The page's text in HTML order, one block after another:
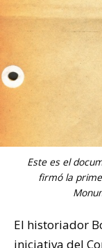
Este es el
firmó la
El historiador
iniciativa del